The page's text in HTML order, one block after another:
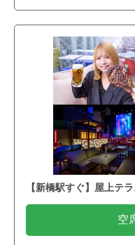
【新橋駅すぐ】屋上テ
空